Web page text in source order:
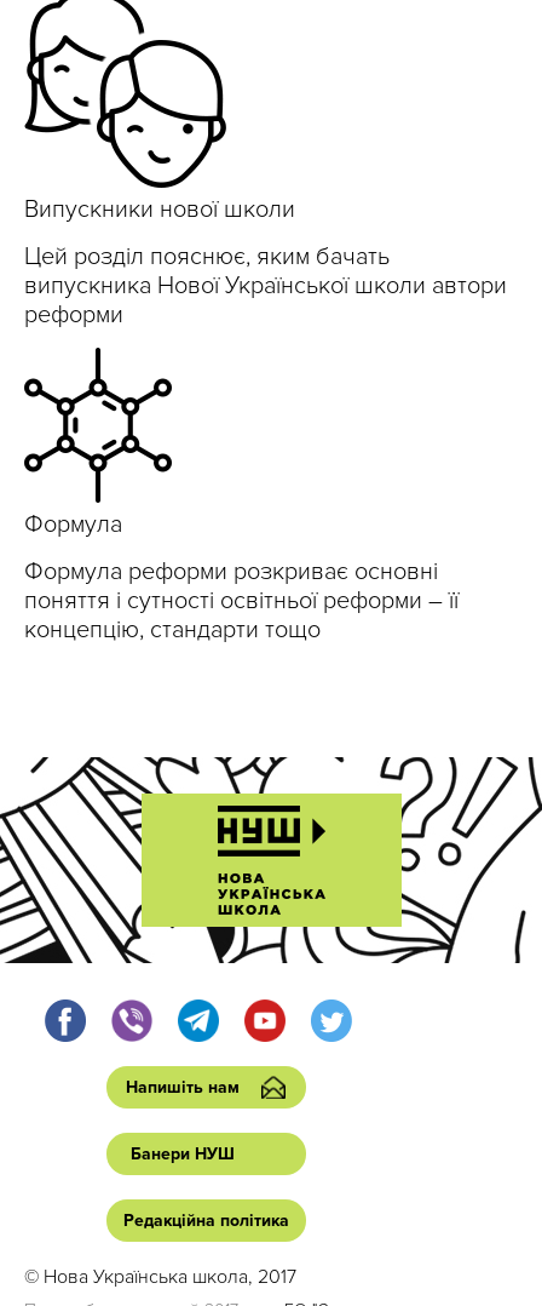
Випускники нової школи
Цей розділ пояснює, яким бачать
випускника Нової Української школи автори
реформи
Формула
Формула реформи розкриває основні
поняття і сутності освітньої реформи – її
концепцію, стандарти тощо
Напишіть нам
Банери НУШ
Редакційна політика
© Нова Українська школа, 2017